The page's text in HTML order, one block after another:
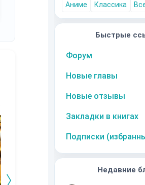
Аниме
Классика
Быстрые
Форум
Новые главы
Новые отзывы
Закладки в книгах
Подписки
Недавние